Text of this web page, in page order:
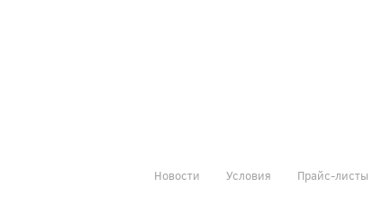
Новости Условия Прайс-листы